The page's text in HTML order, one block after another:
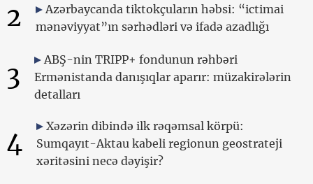
2
Azərbaycanda tiktokçuların həbsi: “ictimai
mənəviyyat”ın sərhədləri və ifadə azadlığı
3
ABŞ-nin TRIPP+ fondunun rəhbəri
Ermənistanda danışıqlar aparır: müzakirələrin
detalları
4
Xəzərin dibində ilk rəqəmsal körpü:
Sumqayıt-Aktau kabeli regionun geostrateji
xəritəsini necə dəyişir?